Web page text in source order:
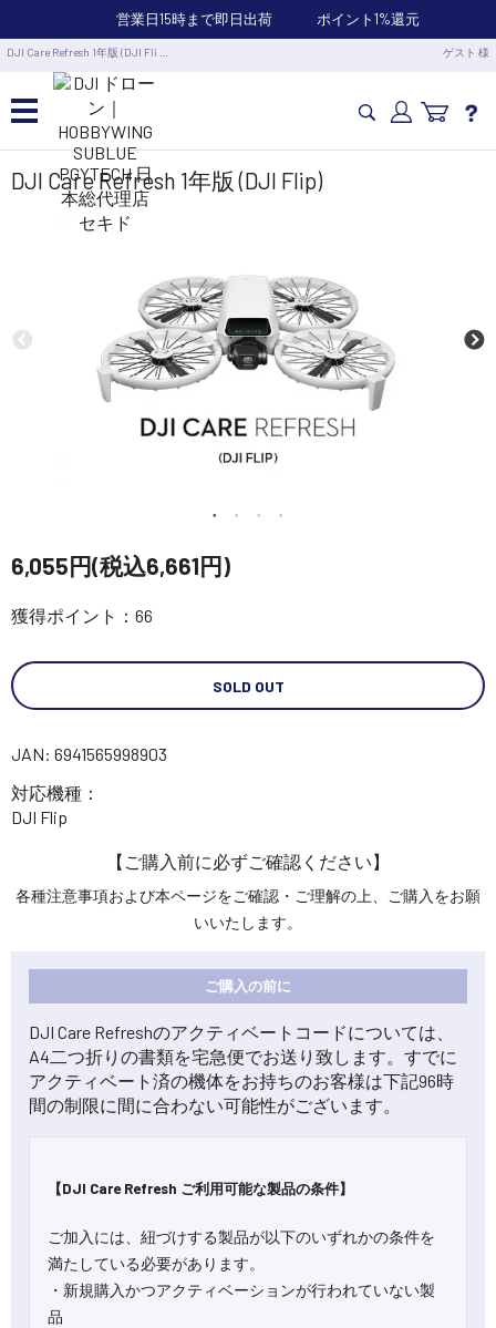
営業日15時まで即日出荷 ポイント1%還元
DJI Care Refresh 1年版 (DJI Fli … ゲスト 様
カメラドローン・生活家電
業務用ドローン・業務関連製品
水中ドローン(ROV)・水中スクーター
RC・ロボット部品
定期配信!
サポート・Q&A / 法人・学生のお客様
取扱店舗一覧
SEKIDO 会社概要
DJI Care Refresh 1年版 (DJI Flip)
6,055円(税込6,661円)
獲得ポイント：66
SOLD OUT
JAN: 6941565998903
対応機種：
DJI Flip
【ご購入前に必ずご確認ください】
各種注意事項および本ページをご確認・ご理解の上、ご購入をお願
いいたします。
ご購入の前に
DJI Care Refreshのアクティベートコードについては、
A4二つ折りの書類を宅急便でお送り致します。すでに
アクティベート済の機体をお持ちのお客様は下記96時
間の制限に間に合わない可能性がございます。
【DJI Care Refresh ご利用可能な製品の条件】
ご加入には、紐づけする製品が以下のいずれかの条件を
満たしている必要があります。
・新規購入かつアクティベーションが行われていない製
品